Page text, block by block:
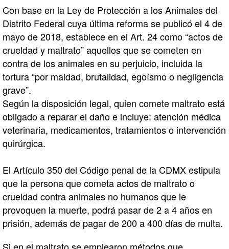
Con base en la Ley de Protección a los Animales del
Distrito Federal cuya última reforma se publicó el 4 de
mayo de 2018, establece en el Art. 24 como “actos de
crueldad y maltrato” aquellos que se cometen en
contra de los animales en su perjuicio, incluida la
tortura “por maldad, brutalidad, egoísmo o negligencia
grave”.
Según la disposición legal, quien comete maltrato está
obligado a reparar el daño e incluye: atención médica
veterinaria, medicamentos, tratamientos o intervención
quirúrgica.
El Artículo 350 del Código penal de la CDMX estipula
que la persona que cometa actos de maltrato o
crueldad contra animales no humanos que le
provoquen la muerte, podrá pasar de 2 a 4 años en
prisión, además de pagar de 200 a 400 días de multa.